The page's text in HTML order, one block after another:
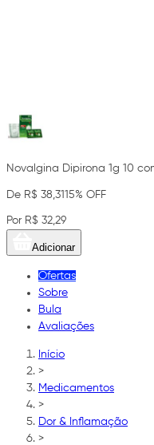
Novalgina Dipirona 1g 10
De R$ 38,3115% OFF
Por R$ 32,29
Adicionar
Ofertas
Sobre
Bula
Avaliações
Início
>
Medicamentos
>
Dor & Inflamação
>